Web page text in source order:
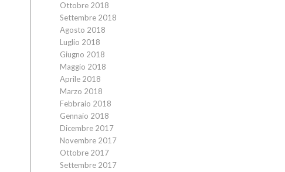
Ottobre 2018
Settembre 2018
Agosto 2018
Luglio 2018
Giugno 2018
Maggio 2018
Aprile 2018
Marzo 2018
Febbraio 2018
Gennaio 2018
Dicembre 2017
Novembre 2017
Ottobre 2017
Settembre 2017